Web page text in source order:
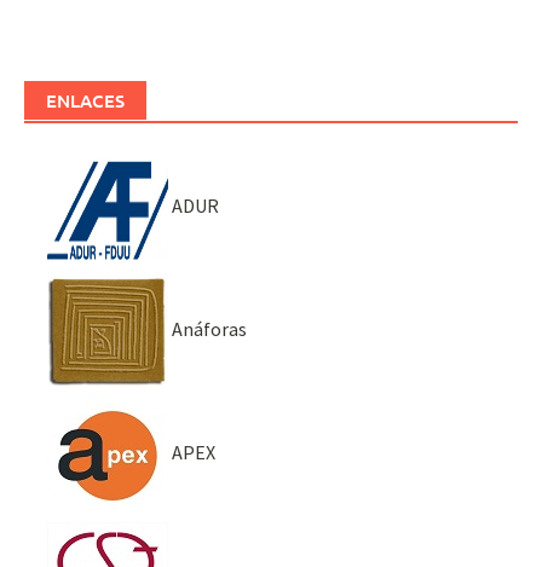
ENLACES
ADUR
Anáforas
APEX